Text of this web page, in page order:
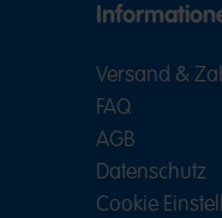
Versand &
FAQ
AGB
Datenschutz
Cookie